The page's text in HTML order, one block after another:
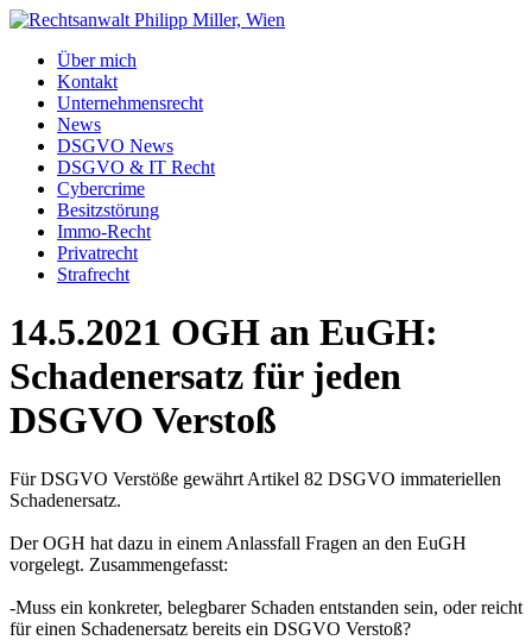
Über mich
Kontakt
Unternehmensrecht
News
DSGVO News
DSGVO & IT Recht
Cybercrime
Besitzstörung
Immo-Recht
Privatrecht
Strafrecht
14.5.2021 OGH an EuGH:
Schadenersatz für jeden
DSGVO Verstoß
Für DSGVO Verstöße gewährt Artikel 82 DSGVO immateriellen
Schadenersatz.
Der OGH hat dazu in einem Anlassfall Fragen an den EuGH
vorgelegt. Zusammengefasst:
-Muss ein konkreter, belegbarer Schaden entstanden sein, oder reicht
für einen Schadenersatz bereits ein DSGVO Verstoß?